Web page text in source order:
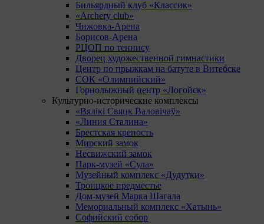
Бильярдный клуб «Классик»
«Archery club»
Чижовка-Арена
Борисов-Арена
РЦОП по теннису
Дворец художественной гимнастики
Центр по прыжкам на батуте в Витебске
СОК «Олимпийский»
Горнолыжный центр «Логойск»
Культурно-исторические комплексы
«Вялікі Свяцк Валовічаў»
«Линия Сталина»
Брестская крепость
Мирский замок
Несвижский замок
Парк-музей «Сула»
Музейный комплекс «Дудутки»
Троицкое предместье
Дом-музей Марка Шагала
Мемориальный комплекс «Хатынь»
Софийский собор